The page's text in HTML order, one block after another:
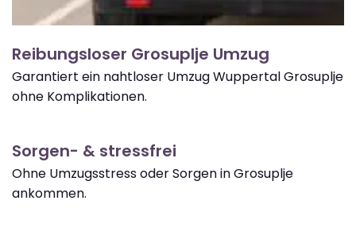
Reibungsloser Grosuplje Umzug
Garantiert ein nahtloser Umzug Wuppertal Grosuplje
ohne Komplikationen.
Sorgen- & stressfrei
Ohne Umzugsstress oder Sorgen in Grosuplje
ankommen.